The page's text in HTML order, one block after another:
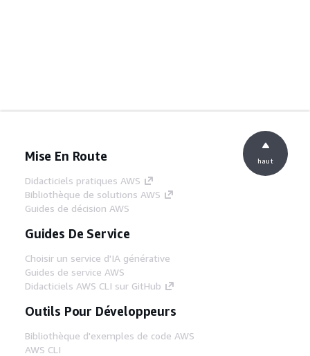
Mise En Route
Didacticiels pratiques AWS
Bibliothèque de solutions AWS
Guides de décision AWS
Guides De Service
Choisir un service d'IA générative
Guides de service AWS
Didacticiels AWS CLI sur GitHub
Outils Pour Développeurs
Bibliothèque d'exemples de code AWS
AWS CLI
haut